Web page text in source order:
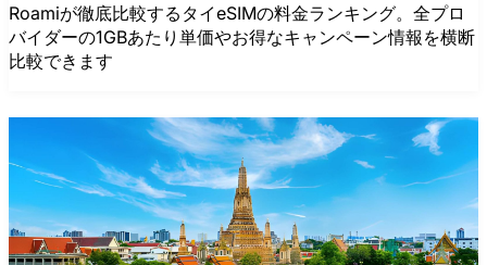
Roamiが徹底比較するタイeSIMの料金ランキング。全プロ
バイダーの1GBあたり単価やお得なキャンペーン情報を横断
比較できます